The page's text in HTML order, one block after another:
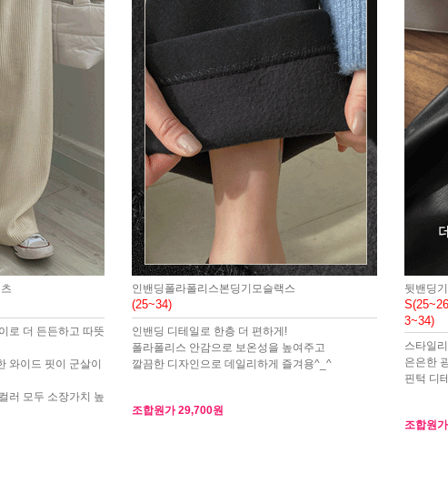
로 더 든든하고 따뜻
와이드 핏이 군살이
러 모두 소장가치 높
인밴딩폴라폴리스본딩기모슬랙스
(25~34)
인밴딩 디테일로 한층 더 편하게!
폴라폴리스 안감으로 보온성을 높여주고
깔끔한 디자인으로 데일리하게 즐겨용^_^
조합원가29,700원
뒷밴딩
3~34)
스타일
은은한
핀턱 디
조합원